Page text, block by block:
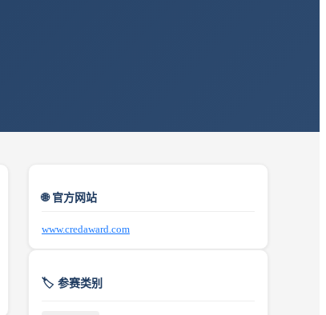
🌐 官方网站
www.credaward.com
🏷️ 参赛类别